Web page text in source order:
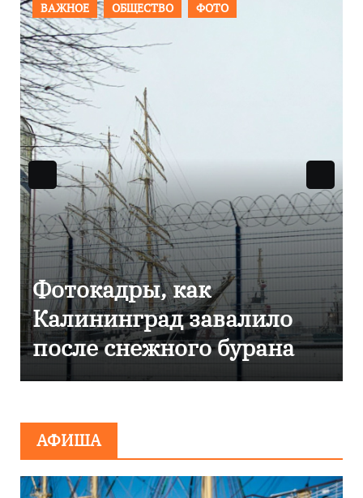
ПРОИСШЕСТВИЯ ФОТО
Фоторепортаж как в
Калининграде
эвакуировали ТЦ из-за
сообщения о
АФИША